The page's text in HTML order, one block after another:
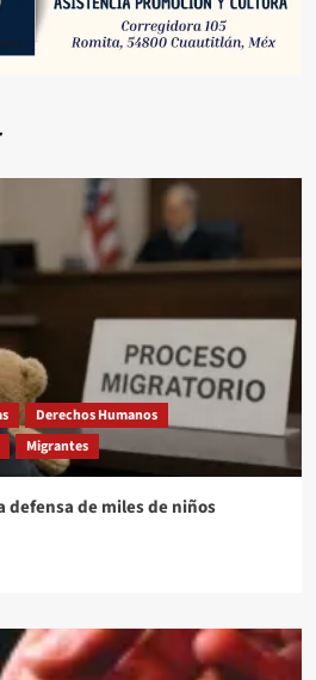
Derechos Humanos
Migrantes
defensa de miles de niños